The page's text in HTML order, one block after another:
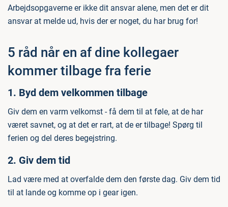
Arbejdsopgaverne er ikke dit ansvar alene, men det er dit
ansvar at melde ud, hvis der er noget, du har brug for!
5 råd når en af dine kollegaer
kommer tilbage fra ferie
1. Byd dem velkommen tilbage
Giv dem en varm velkomst - få dem til at føle, at de har
været savnet, og at det er rart, at de er tilbage! Spørg til
ferien og del deres begejstring.
2. Giv dem tid
Lad være med at overfalde dem den første dag. Giv dem tid
til at lande og komme op i gear igen.